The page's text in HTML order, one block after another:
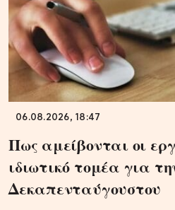
06.08.2026, 18:47
Πως αμείβονται οι
ιδιωτικό τομέα για
Δεκαπενταύγουστου